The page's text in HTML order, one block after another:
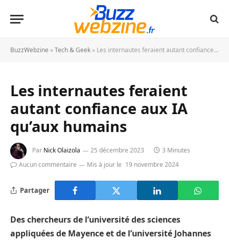
BuzzWebzine »Tech & Geek » Les internautes feraient autant confiance aux IA qu’aux humains
Les internautes feraient
autant confiance aux IA
qu’aux humains
Par Nick Olaizola 25 décembre 2023
3 Minutes
Aucun commentaire
Mis à jour le 19 novembre 2024
Partager
Des chercheurs de l’université des sciences
appliquées de Mayence et de l’université Johannes